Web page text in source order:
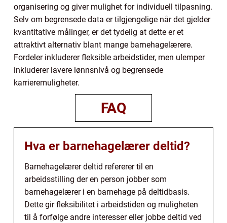
organisering og giver mulighet for individuell tilpasning.
Selv om begrensede data er tilgjengelige når det gjelder
kvantitative målinger, er det tydelig at dette er et
attraktivt alternativ blant mange barnehagelærere.
Fordeler inkluderer fleksible arbeidstider, men ulemper
inkluderer lavere lønnsnivå og begrensede
karrieremuligheter.
FAQ
Hva er barnehagelærer deltid?
Barnehagelærer deltid refererer til en
arbeidsstilling der en person jobber som
barnehagelærer i en barnehage på deltidbasis.
Dette gir fleksibilitet i arbeidstiden og muligheten
til å forfølge andre interesser eller jobbe deltid ved